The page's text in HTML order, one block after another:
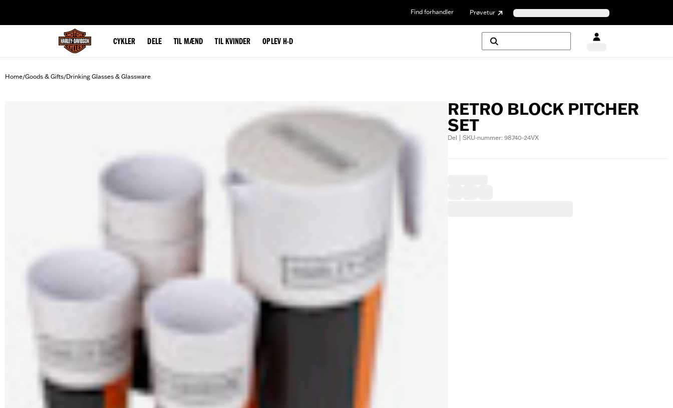
Find forhandler Prøvetur
CYKLER DELE TIL MÆND TIL KVINDER OPLEV H-D
Home/Goods & Gifts/Drinking Glasses & Glassware
RETRO BLOCK PITCHER
SET
Del | SKU-nummer: 98740-24VX